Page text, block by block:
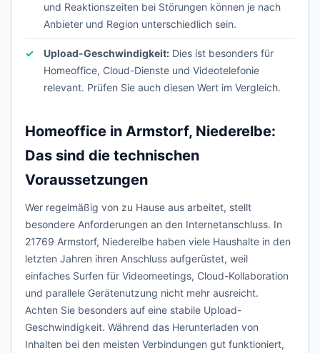
und Reaktionszeiten bei Störungen können je nach
Anbieter und Region unterschiedlich sein.
Upload-Geschwindigkeit: Dies ist besonders für
Homeoffice, Cloud-Dienste und Videotelefonie
relevant. Prüfen Sie auch diesen Wert im Vergleich.
Homeoffice in Armstorf, Niederelbe:
Das sind die technischen
Voraussetzungen
Wer regelmäßig von zu Hause aus arbeitet, stellt
besondere Anforderungen an den Internetanschluss. In
21769 Armstorf, Niederelbe haben viele Haushalte in den
letzten Jahren ihren Anschluss aufgerüstet, weil
einfaches Surfen für Videomeetings, Cloud-Kollaboration
und parallele Gerätenutzung nicht mehr ausreicht.
Achten Sie besonders auf eine stabile Upload-
Geschwindigkeit. Während das Herunterladen von
Inhalten bei den meisten Verbindungen gut funktioniert,